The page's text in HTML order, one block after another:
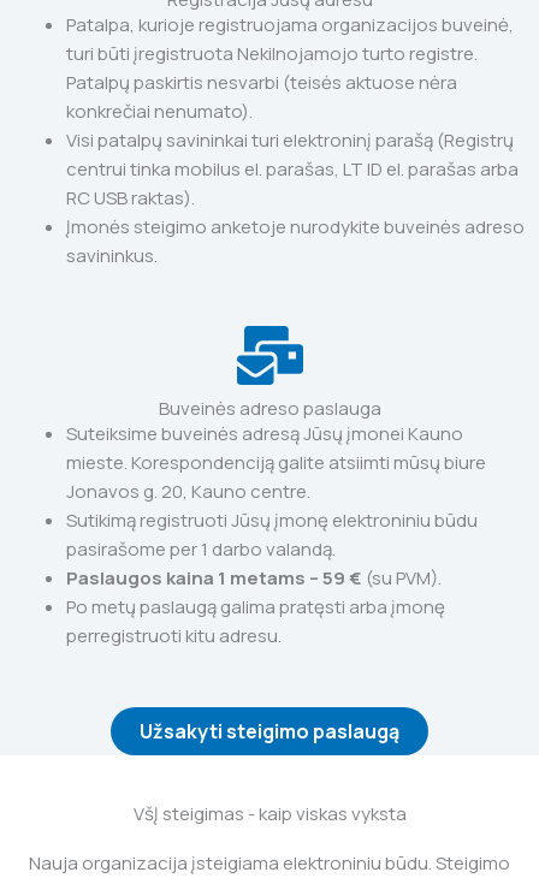
Patalpa, kurioje registruojama organizacijos buveinė,
turi būti įregistruota Nekilnojamojo turto registre.
Patalpų paskirtis nesvarbi (teisės aktuose nėra
konkrečiai nenumato).
Visi patalpų savininkai turi elektroninį parašą (Registrų
centrui tinka mobilus el. parašas, LT ID el. parašas arba
RC USB raktas).
Įmonės steigimo anketoje nurodykite buveinės adreso
savininkus.
Buveinės adreso paslauga
Suteiksime buveinės adresą Jūsų įmonei Kauno
mieste. Korespondenciją galite atsiimti mūsų biure
Jonavos g. 20, Kauno centre.
Sutikimą registruoti Jūsų įmonę elektroniniu būdu
pasirašome per 1 darbo valandą.
Paslaugos kaina 1 metams – 59 € (su PVM).
Po metų paslaugą galima pratęsti arba įmonę
perregistruoti kitu adresu.
Užsakyti steigimo paslaugą
VšĮ steigimas - kaip viskas vyksta
Nauja organizacija įsteigiama elektroniniu būdu. Steigimo